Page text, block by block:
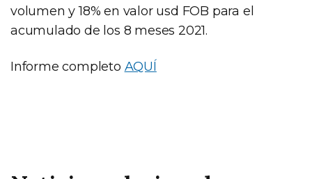
volumen y 18% en valor usd FOB para el
acumulado de los 8 meses 2021.
Informe completo AQUÍ